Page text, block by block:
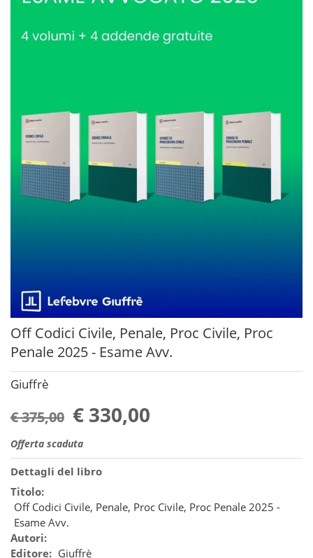
Off Codici Civile, Penale, Proc Civile, Proc
Penale 2025 - Esame Avv.
Giuffrè
€ 375,00 € 330,00
Offerta scaduta
Dettagli del libro
Titolo:
Off Codici Civile, Penale, Proc Civile, Proc Penale 2025 -
Esame Avv.
Autori:
Editore: Giuffrè